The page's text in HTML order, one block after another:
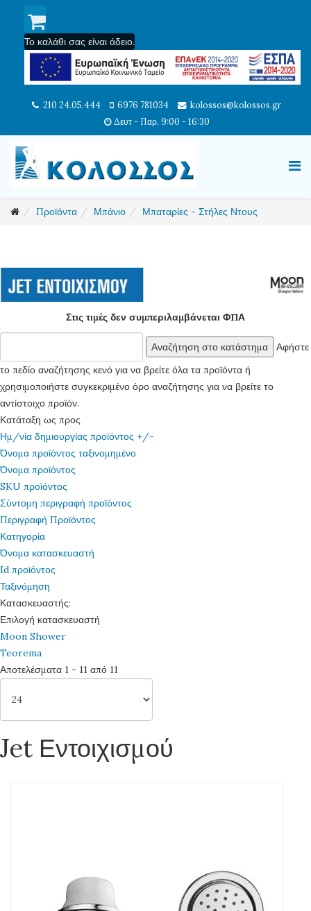
Το καλάθι σας είναι άδειο.
210 24.05.444 6976 781034
kolossos@kolossos.gr
Δευτ - Παρ. 9:00 - 16:30
Προϊόντα Μπάνιο Μπαταρίες - Στήλες Ντους
Στις τιμές δεν συμπεριλαμβάνεται ΦΠΑ
Αφήστε
το πεδίο αναζήτησης κενό για να βρείτε όλα τα προϊόντα ή
χρησιμοποιήστε συγκεκριμένο όρο αναζήτησης για να βρείτε το
αντίστοιχο προϊόν.
Κατάταξη ως προς
Ημ/νία δημιουργίας προϊόντος +/-
Όνομα προϊόντος ταξινομημένο
Όνομα προϊόντος
SKU προϊόντος
Σύντομη περιγραφή προϊόντος
Περιγραφή Προϊόντος
Κατηγορία
Όνομα κατασκευαστή
Id προϊόντος
Ταξινόμηση
Κατασκευαστής:
Επιλογή κατασκευαστή
Moon Shower
Teorema
Αποτελέσματα 1 - 11 από 11
Jet Εντοιχισμού